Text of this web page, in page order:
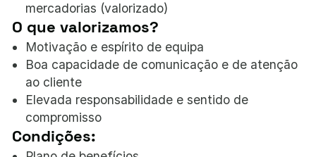
mercadorias (valorizado)
O que valorizamos?
Motivação e espírito de equipa
Boa capacidade de comunicação e de atenção
ao cliente
Elevada responsabilidade e sentido de
compromisso
Condições: